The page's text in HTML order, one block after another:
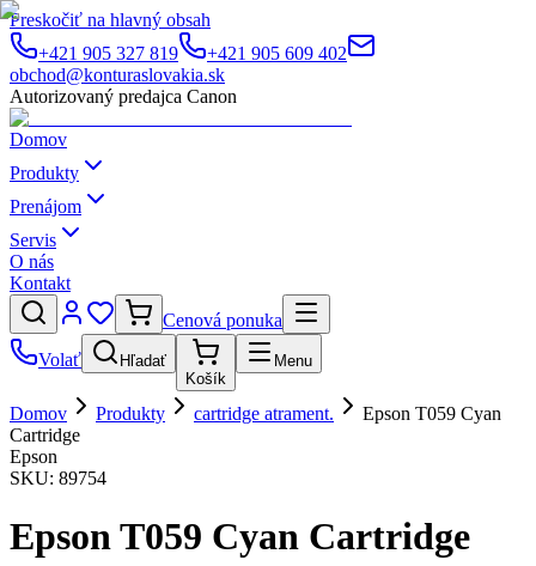
Preskočiť na hlavný obsah
+421 905 327 819
+421 905 609 402
obchod@konturaslovakia.sk
Autorizovaný predajca Canon
Domov
Produkty
Prenájom
Servis
O nás
Kontakt
Cenová ponuka
Volať
Hľadať
Košík
Menu
Domov Produkty cartridge atrament.
Epson T059 Cyan
Cartridge
Epson
SKU: 89754
Epson T059 Cyan Cartridge